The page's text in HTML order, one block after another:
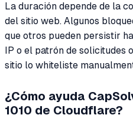
La duración depende de la
del sitio web. Algunos
que otros pueden persistir
IP o el patrón de
sitio lo whiteliste
¿Cómo ayuda
1010 de Cloudflare?